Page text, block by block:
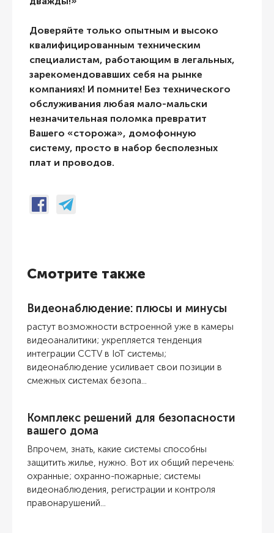
Доверяйте только опытным и высоко
квалифицированным техническим
специалистам, работающим в легальных,
зарекомендовавших себя на рынке
компаниях! И помните! Без технического
обслуживания любая мало-мальски
незначительная поломка превратит
Вашего «сторожа», домофонную
систему, просто в набор бесполезных
плат и проводов.
Смотрите также
Видеонаблюдение: плюсы и минусы
растут возможности встроенной уже в камеры
видеоаналитики; укрепляется тенденция
интеграции CCTV в IoT системы;
видеонаблюдение усиливает свои позиции в
смежных системах безопа...
Комплекс решений для безопасности
вашего дома
Впрочем, знать, какие системы способны
защитить жилье, нужно. Вот их общий перечень:
охранные; охранно-пожарные; системы
видеонаблюдения, регистрации и контроля
правонарушений...